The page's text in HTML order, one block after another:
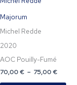
Majorum
Michel Redde
2020
AOC Pouilly-Fumé
70,00€ – 75,00€